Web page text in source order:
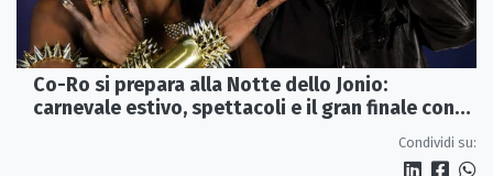
Co-Ro si prepara alla Notte dello Jonio:
carnevale estivo, spettacoli e il gran finale con
Condividi su: